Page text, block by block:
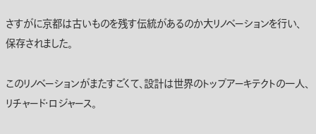
さすがに京都は古いものを残す伝統があるのか大リノベーションを行い、
保存されました。
このリノベーションがまたすごくて、設計は世界のトップアーキテクトの一人、
リチャード・ロジャース。